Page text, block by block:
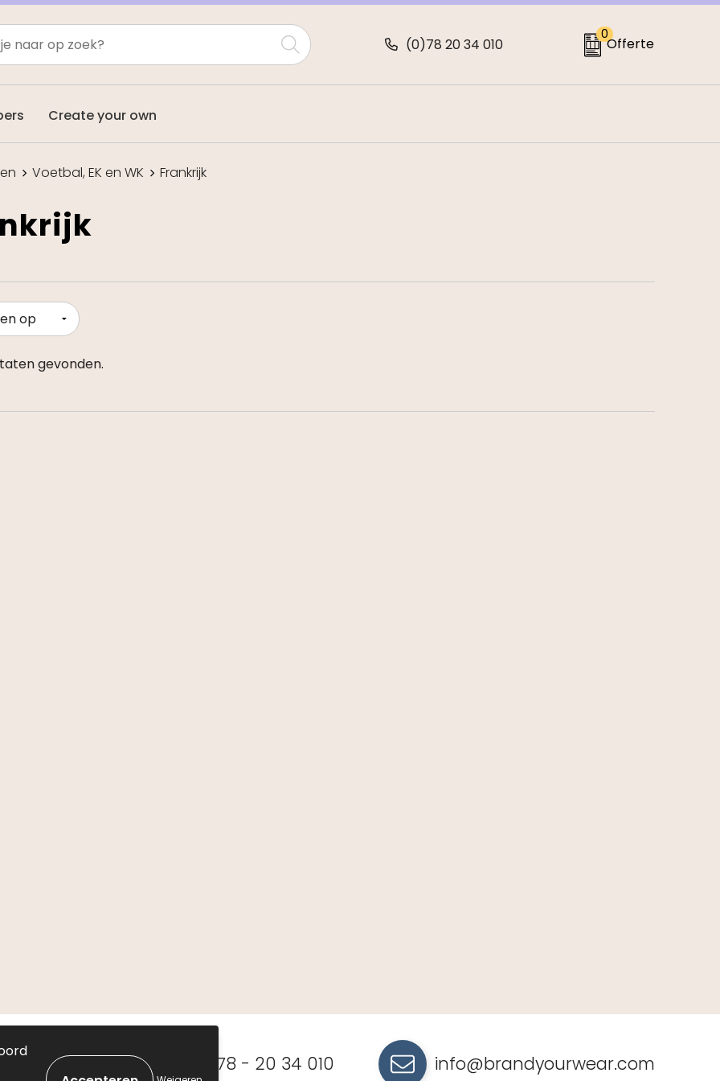
(0)78 20 34 010
0
Offerte
Create your own
Voetbal, EK en WK Frankrijk
gevonden.
Zwijndrecht 078 - 20 34 010 info@brandyourwear.com